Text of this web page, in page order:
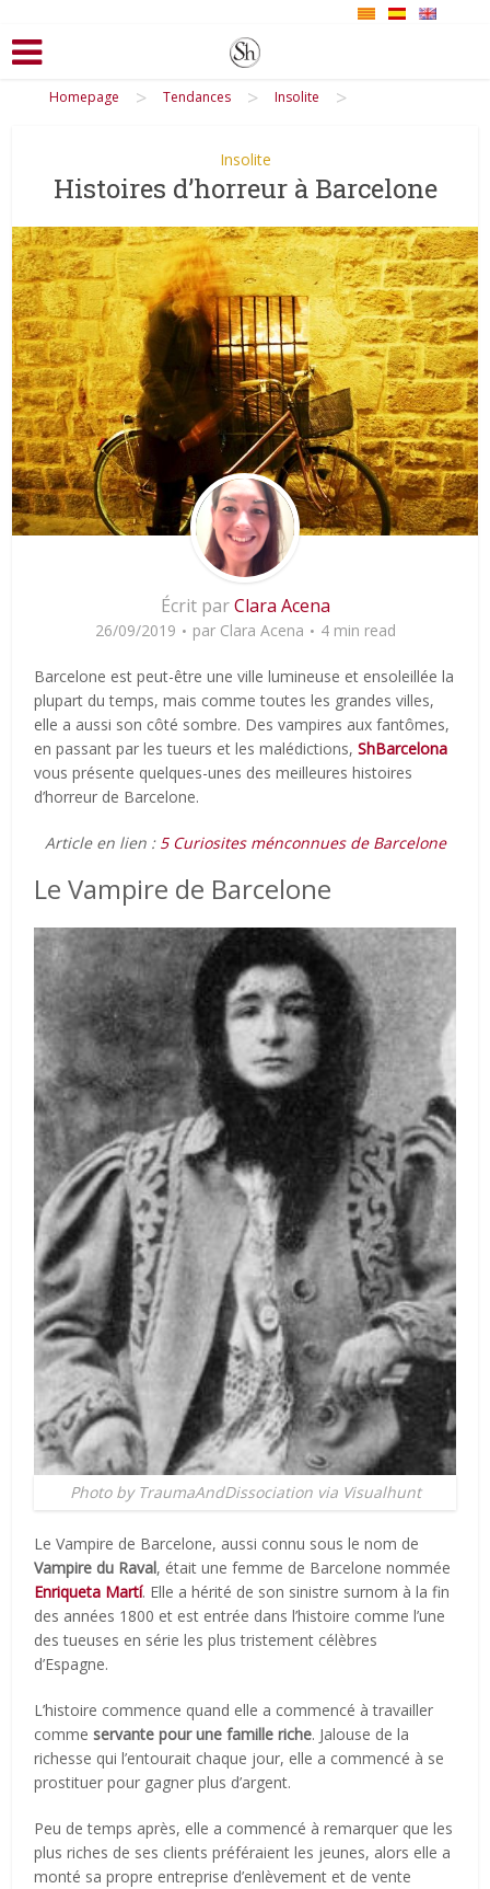
Homepage > Tendances > Insolite >
Insolite
Histoires d’horreur à Barcelone
Écrit parClara Acena
26/09/2019 par Clara Acena 4 min read
Barcelone est peut-être une ville lumineuse et ensoleillée la
plupart du temps, mais comme toutes les grandes villes,
elle a aussi son côté sombre. Des vampires aux fantômes,
en passant par les tueurs et les malédictions,ShBarcelona
vous présente quelques-unes des meilleures histoires
d’horreur de Barcelone.
Article en lien : 5 Curiosites ménconnues de Barcelone
Le Vampire de Barcelone
Photo by TraumaAndDissociation via Visualhunt
Le Vampire de Barcelone, aussi connu sous le nom de
Vampire du Raval, était une femme de Barcelone nommée
Enriqueta Martí. Elle a hérité de son sinistre surnom à la fin
des années 1800 et est entrée dans l’histoire comme l’une
des tueuses en série les plus tristement célèbres
d’Espagne.
L’histoire commence quand elle a commencé à travailler
commeservante pour une famille riche. Jalouse de la
richesse qui l’entourait chaque jour, elle a commencé à se
prostituer pour gagner plus d’argent.
Peu de temps après, elle a commencé à remarquer que les
plus riches de ses clients préféraient les jeunes, alors elle a
monté sa propre entreprise d’enlèvement et de vente